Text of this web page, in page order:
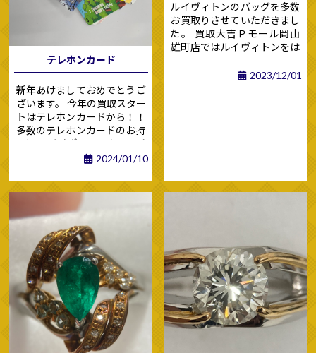
テレホンカード
新年あけましておめでとうご
ざいます。 今年の買取スター
トはテレホンカードから！！
多数のテレホンカードのお持
ち込みがございました。 誠
にありがとうございます。
ですが、実は歴史がありま
場は、1970年代
年代初頭にかけて世界中で普
及しました。 この時期のテ
レホンカードは、通話単位が
カードにプリントされてお
り、利用者はカードを挿入す
ることでその通話分を使用で
きたそうです。今の形に
落ち着いたのは、1980年
代中盤から1990年代。
2024/01/10
ルイヴィトンのバッグを多数
お買取りさせていただきまし
た。 買取大吉Ｐモール岡山
雄町店ではルイヴィトンをは
じめ、エルメス、シャネル、
グッチ、プラダ、 フェンディ
2023/12/01